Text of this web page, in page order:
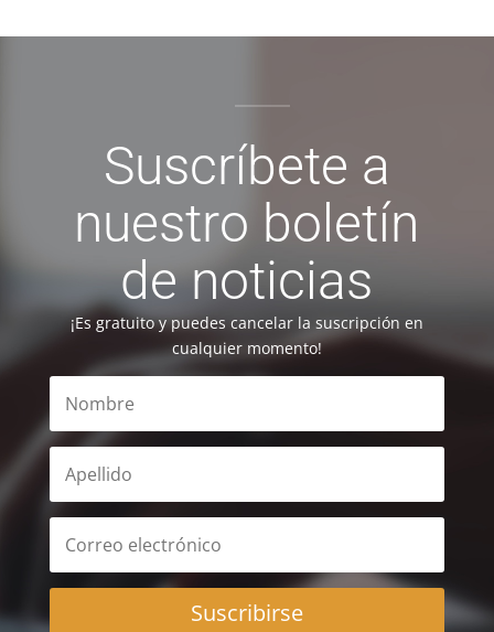
Suscríbete a
nuestro boletín
de noticias
¡Es gratuito y puedes cancelar la suscripción en
cualquier momento!
Suscribirse